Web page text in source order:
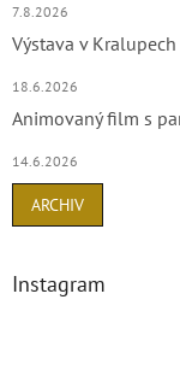
7.8.2026
Výstava v
18.6.2026
Animovaný film s
14.6.2026
ARCHIV
Instagram